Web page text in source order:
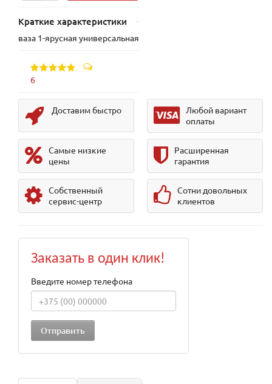
Краткие характеристики
ваза 1-ярусная универсальная
6
Доставим быстро
Любой вариант
оплаты
Самые низкие
цены
Расширенная
гарантия
Собственный
сервис-центр
Сотни довольных
клиентов
Заказать в один клик!
Введите номер телефона